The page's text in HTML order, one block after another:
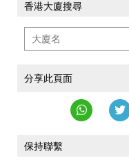
香港大廈搜尋
分享此頁面
保持聯繫